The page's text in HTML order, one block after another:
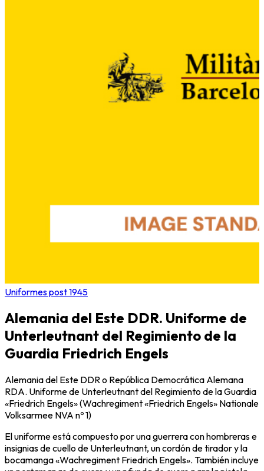
Uniformes post 1945
Alemania del Este DDR. Uniforme de
Unterleutnant del Regimiento de la
Guardia Friedrich Engels
Alemania del Este DDR o República Democrática Alemana
RDA. Uniforme de Unterleutnant del Regimiento de la Guardia
«Friedrich Engels» (Wachregiment «Friedrich Engels» Nationale
Volksarmee NVA nº 1)
El uniforme está compuesto por una guerrera con hombreras e
insignias de cuello de Unterleutnant, un cordón de tirador y la
bocamanga «Wachregiment Friedrich Engels». También incluye